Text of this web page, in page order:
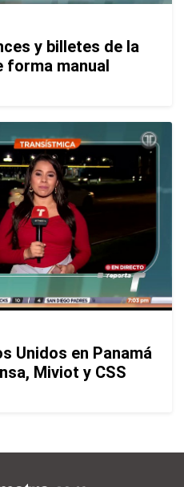
y billetes de la
forma manual
Unidos en Panamá
Miviot y CSS